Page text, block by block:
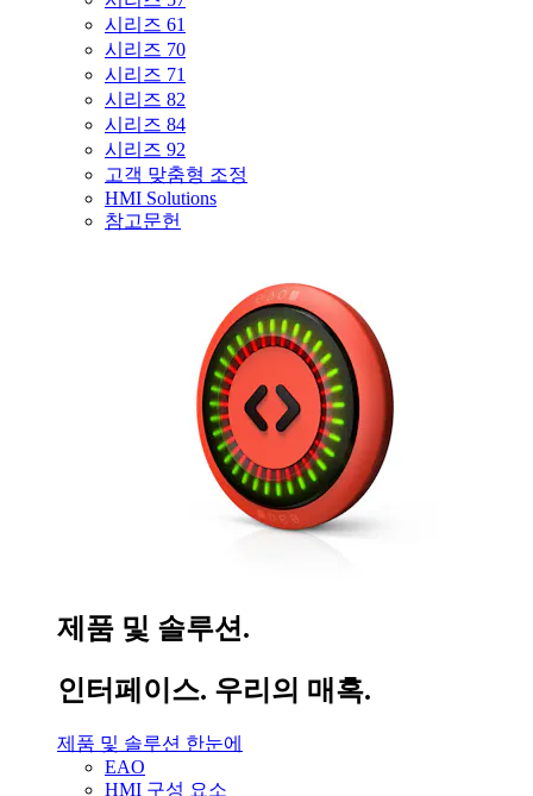
시리즈 61
시리즈 70
시리즈 71
시리즈 82
시리즈 84
시리즈 92
고객 맞춤형 조정
HMI Solutions
참고문헌
제품 및 솔루션.
인터페이스. 우리의 매혹.
제품 및 솔루션 한눈에
EAO
HMI 구성 요소